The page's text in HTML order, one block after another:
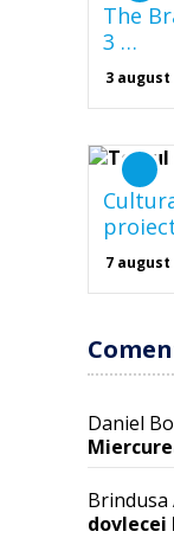
The
3 …
3 august
7 august
Daniel
Brindusa
dovlecei